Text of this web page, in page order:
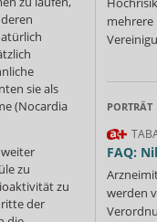
sie als
(Nocardia
zu
zu
der
mehrere
PORTRÄT
FAQ:
werden